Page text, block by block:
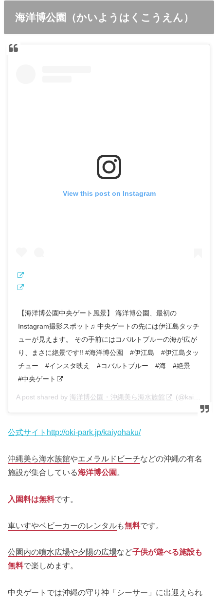
海洋博公園（かいようはくこうえん）
View this post on Instagram
【海洋博公園中央ゲート風景】 海洋博公園、最初の
Instagram撮影スポット♫ 中央ゲートの先には伊江島タッチ
ューが見えます。 その手前にはコバルトブルーの海が広が
り、まさに絶景です!! #海洋博公園 #伊江島 #伊江島タッ
チュー #インスタ映え #コバルトブルー #海 #絶景
#中央ゲート
A post shared by海洋博公園・沖縄美ら海水族館 (@kaiyohaku_churaumi) on
公式サイトhttp://oki-park.jp/kaiyohaku/
沖縄美ら海水族館やエメラルドビーチなどの沖縄の有名
施設が集合している海洋博公園 。
入園料は無料です。
車いすやベビーカーのレンタルも無料です。
公園内の噴水広場や夕陽の広場など子供が遊べる施設も
無料で楽しめます。
中央ゲートでは沖縄の守り神「シーサー」に出迎えられ